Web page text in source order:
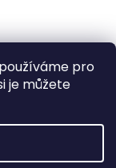
pro
je můžete